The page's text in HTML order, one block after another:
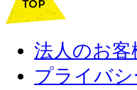
法人のお客
プライバ